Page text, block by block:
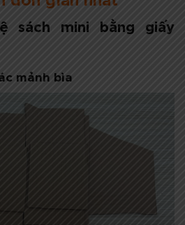
sách mini bằng giấy
mảnh bìa